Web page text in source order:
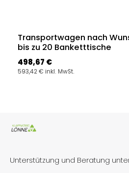
Transportwagen nach
bis zu 20 Banketttische
Regulärer Preis:
498,67 €
593,42 € inkl. MwSt.
Unterstützung und Beratung